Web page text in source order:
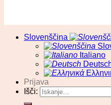
Slovenščina
Italiano
Prijava
Išči: